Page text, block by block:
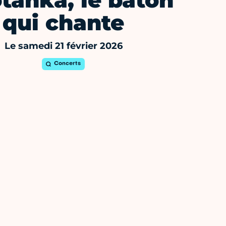
qui chante
Le samedi 21 février 2026
Concerts